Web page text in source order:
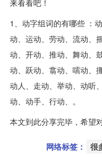
来看看吧！
1、动字组词的有哪些 ：
动、运动、劳动、流动、
动、开动、推动、舞动、
动、跃动、翕动、嚅动、
动人、走动、举动、动听
动、动手、行动、。
本文到此分享完毕，希望
网络标签： 很